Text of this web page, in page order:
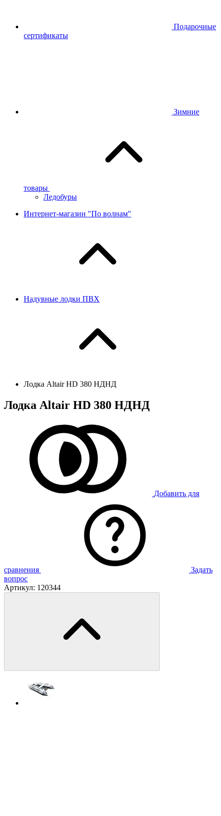
Подарочные
сертификаты
Зимние
товары
Ледобуры
Интернет-магазин "По волнам"
Надувные лодки ПВХ
Лодка Altair HD 380 НДНД
Лодка Altair HD 380 НДНД
Добавить для
сравнения
Задать
вопрос
Артикул: 120344